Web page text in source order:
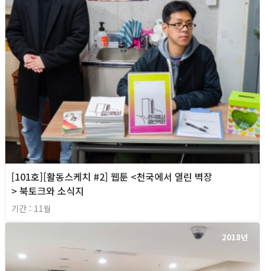
[101호][활동스케치 #2] 웹툰 <천국에서 열린 벽장
> 북토크와 소식지
기간 : 11월
2018년